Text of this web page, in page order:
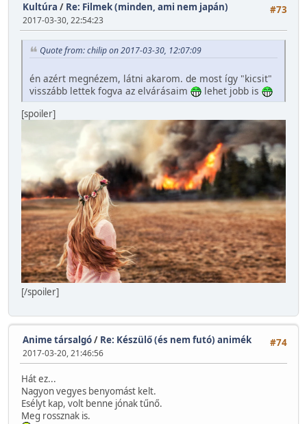
#73
Kultúra / Re: Filmek (minden, ami nem japán)
2017-03-30, 22:54:23
Quote from: chilip on 2017-03-30, 12:07:09
én azért megnézem, látni akarom. de most így "kicsit"
visszább lettek fogva az elvárásaim
lehet jobb is
[spoiler]
[/spoiler]
#74
Anime társalgó/ Re: Készülő (és nem futó) animék
2017-03-20, 21:46:56
Hát ez...
Nagyon vegyes benyomást kelt.
Esélyt kap, volt benne jónak tűnő.
Meg rossznak is.